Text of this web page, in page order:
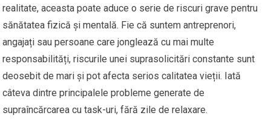
realitate, aceasta poate aduce o serie de riscuri grave pentru
sănătatea fizică și mentală. Fie că suntem antreprenori,
angajați sau persoane care jonglează cu mai multe
responsabilități, riscurile unei suprasolicitări constante sunt
deosebit de mari și pot afecta serios calitatea vieții. Iată
câteva dintre principalele probleme generate de
supraîncărcarea cu task-uri, fără zile de relaxare.